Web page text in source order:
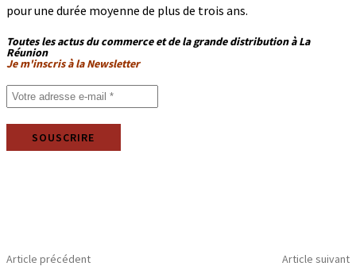
pour une durée moyenne de plus de trois ans.
Toutes les actus du commerce et de la grande distribution à La
Réunion
Je m'inscris à la Newsletter
Article précédent Article suivant